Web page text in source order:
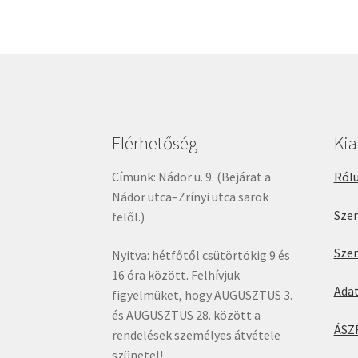
Elérhetőség
Címünk: Nádor u. 9. (Bejárat a
Nádor utca–Zrínyi utca sarok
felől.)
Nyitva: hétfőtől csütörtökig 9 és
16 óra között. Felhívjuk
figyelmüket, hogy AUGUSZTUS 3.
és AUGUSZTUS 28. között a
rendelések személyes átvétele
szünetel!